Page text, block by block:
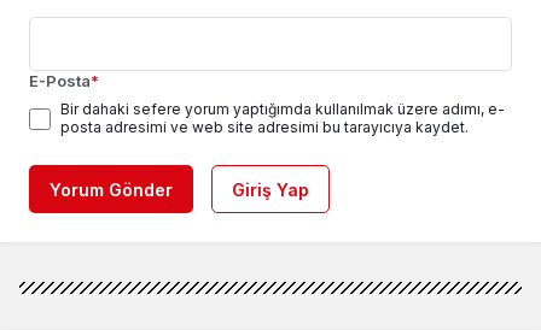
E-Posta*
Bir dahaki sefere yorum yaptığımda kullanılmak üzere adımı, e-
posta adresimi ve web site adresimi bu tarayıcıya kaydet.
Yorum Gönder Giriş Yap